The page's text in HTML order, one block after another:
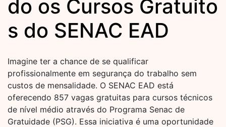
do os Cursos Gratuito
s do SENAC EAD
Imagine ter a chance de se qualificar
profissionalmente em segurança do trabalho sem
custos de mensalidade. O SENAC EAD está
oferecendo 857 vagas gratuitas para cursos técnicos
de nível médio através do Programa Senac de
Gratuidade (PSG). Essa iniciativa é uma oportunidade